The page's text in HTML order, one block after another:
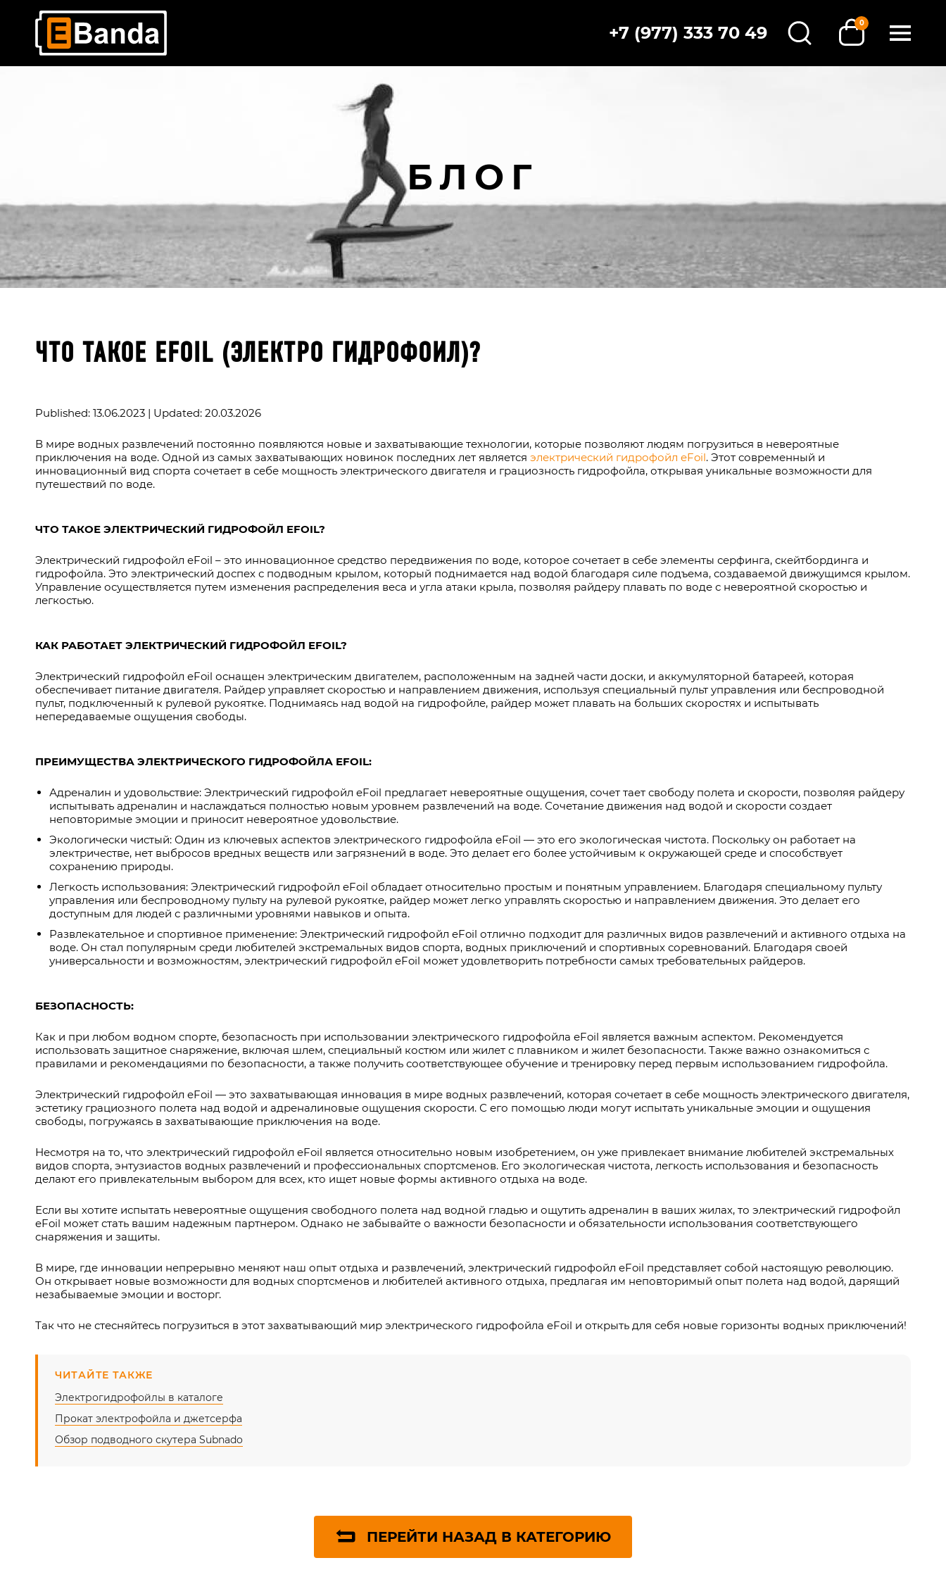
0
+7 (977) 333 70 49
БЛОГ
ЧТО ТАКОЕ EFOIL (ЭЛЕКТРО ГИДРОФОИЛ)?
Published: 13.06.2023 | Updated: 20.03.2026
В мире водных развлечений постоянно появляются новые и захватывающие технологии, которые позволяют людям погрузиться в невероятные
приключения на воде. Одной из самых захватывающих новинок последних лет является электрический гидрофойл eFoil. Этот современный и
инновационный вид спорта сочетает в себе мощность электрического двигателя и грациозность гидрофойла, открывая уникальные возможности для
путешествий по воде.
ЧТО ТАКОЕ ЭЛЕКТРИЧЕСКИЙ ГИДРОФОЙЛ EFOIL?
Электрический гидрофойл eFoil – это инновационное средство передвижения по воде, которое сочетает в себе элементы серфинга, скейтбординга и
гидрофойла. Это электрический доспех с подводным крылом, который поднимается над водой благодаря силе подъема, создаваемой движущимся крылом.
Управление осуществляется путем изменения распределения веса и угла атаки крыла, позволяя райдеру плавать по воде с невероятной скоростью и
легкостью.
КАК РАБОТАЕТ ЭЛЕКТРИЧЕСКИЙ ГИДРОФОЙЛ EFOIL?
Электрический гидрофойл eFoil оснащен электрическим двигателем, расположенным на задней части доски, и аккумуляторной батареей, которая
обеспечивает питание двигателя. Райдер управляет скоростью и направлением движения, используя специальный пульт управления или беспроводной
пульт, подключенный к рулевой рукоятке. Поднимаясь над водой на гидрофойле, райдер может плавать на больших скоростях и испытывать
непередаваемые ощущения свободы.
ПРЕИМУЩЕСТВА ЭЛЕКТРИЧЕСКОГО ГИДРОФОЙЛА EFOIL:
Адреналин и удовольствие: Электрический гидрофойл eFoil предлагает невероятные ощущения, сочет тает свободу полета и скорости, позволяя райдеру
испытывать адреналин и наслаждаться полностью новым уровнем развлечений на воде. Сочетание движения над водой и скорости создает
неповторимые эмоции и приносит невероятное удовольствие.
Экологически чистый: Один из ключевых аспектов электрического гидрофойла eFoil — это его экологическая чистота. Поскольку он работает на
электричестве, нет выбросов вредных веществ или загрязнений в воде. Это делает его более устойчивым к окружающей среде и способствует
сохранению природы.
Легкость использования: Электрический гидрофойл eFoil обладает относительно простым и понятным управлением. Благодаря специальному пульту
управления или беспроводному пульту на рулевой рукоятке, райдер может легко управлять скоростью и направлением движения. Это делает его
доступным для людей с различными уровнями навыков и опыта.
Развлекательное и спортивное применение: Электрический гидрофойл eFoil отлично подходит для различных видов развлечений и активного отдыха на
воде. Он стал популярным среди любителей экстремальных видов спорта, водных приключений и спортивных соревнований. Благодаря своей
универсальности и возможностям, электрический гидрофойл eFoil может удовлетворить потребности самых требовательных райдеров.
БЕЗОПАСНОСТЬ:
Как и при любом водном спорте, безопасность при использовании электрического гидрофойла eFoil является важным аспектом. Рекомендуется
использовать защитное снаряжение, включая шлем, специальный костюм или жилет с плавником и жилет безопасности. Также важно ознакомиться с
правилами и рекомендациями по безопасности, а также получить соответствующее обучение и тренировку перед первым использованием гидрофойла.
Электрический гидрофойл eFoil — это захватывающая инновация в мире водных развлечений, которая сочетает в себе мощность электрического двигателя,
эстетику грациозного полета над водой и адреналиновые ощущения скорости. С его помощью люди могут испытать уникальные эмоции и ощущения
свободы, погружаясь в захватывающие приключения на воде.
Несмотря на то, что электрический гидрофойл eFoil является относительно новым изобретением, он уже привлекает внимание любителей экстремальных
видов спорта, энтузиастов водных развлечений и профессиональных спортсменов. Его экологическая чистота, легкость использования и безопасность
делают его привлекательным выбором для всех, кто ищет новые формы активного отдыха на воде.
Если вы хотите испытать невероятные ощущения свободного полета над водной гладью и ощутить адреналин в ваших жилах, то электрический гидрофойл
eFoil может стать вашим надежным партнером. Однако не забывайте о важности безопасности и обязательности использования соответствующего
снаряжения и защиты.
В мире, где инновации непрерывно меняют наш опыт отдыха и развлечений, электрический гидрофойл eFoil представляет собой настоящую революцию.
Он открывает новые возможности для водных спортсменов и любителей активного отдыха, предлагая им неповторимый опыт полета над водой, дарящий
незабываемые эмоции и восторг.
Так что не стесняйтесь погрузиться в этот захватывающий мир электрического гидрофойла eFoil и открыть для себя новые горизонты водных приключений!
ЧИТАЙТЕ ТАКЖЕ
Электрогидрофойлы в каталоге
Прокат электрофойла и джетсерфа
Обзор подводного скутера Subnado
ПЕРЕЙТИ НАЗАД В КАТЕГОРИЮ